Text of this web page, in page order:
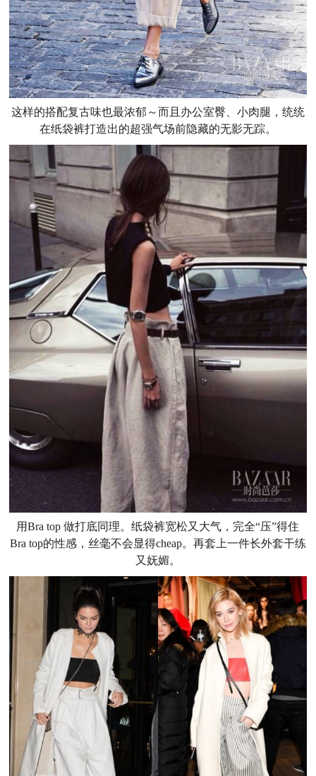
这样的搭配复古味也最浓郁～而且办公室臀、小肉腿，统统
在纸袋裤打造出的超强气场前隐藏的无影无踪。
用Bra top 做打底同理。纸袋裤宽松又大气，完全“压”得住
Bra top的性感，丝毫不会显得cheap。再套上一件长外套干练
又妩媚。